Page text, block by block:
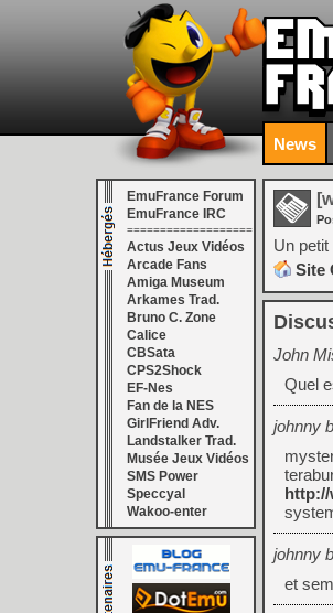
News
EmuFrance Forum
EmuFrance IRC
===================
Actus Jeux Vidéos
Arcade Fans
Amiga Museum
Arkames Trad.
Bruno C. Zone
Calice
CBSata
CPS2Shock
EF-Nes
Fan de la NES
GirlFriend Adv.
Landstalker Trad.
Musée Jeux Vidéos
SMS Power
Speccyal
Wakoo-enter
Un
Site
John
Quel
johnny
http://
johnny
et